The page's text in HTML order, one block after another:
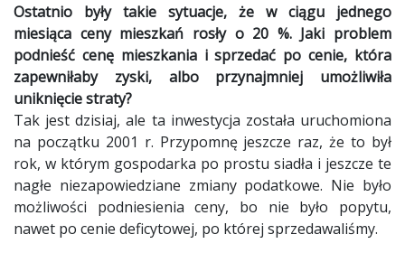
Ostatnio były takie sytuacje, że w ciągu jednego
miesiąca ceny mieszkań rosły o 20 %. Jaki problem
podnieść cenę mieszkania i sprzedać po cenie, która
zapewniłaby zyski, albo przynajmniej umożliwiła
uniknięcie straty?
Tak jest dzisiaj, ale ta inwestycja została uruchomiona
na początku 2001 r. Przypomnę jeszcze raz, że to był
rok, w którym gospodarka po prostu siadła i jeszcze te
nagłe niezapowiedziane zmiany podatkowe. Nie było
możliwości podniesienia ceny, bo nie było popytu,
nawet po cenie deficytowej, po której sprzedawaliśmy.